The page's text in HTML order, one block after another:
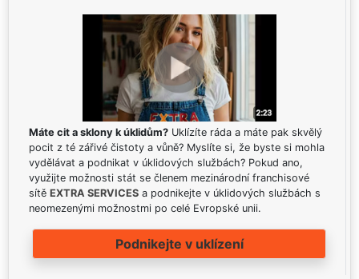
Máte cit a sklony k úklidům? Uklízíte ráda a máte pak skvělý
pocit z té zářivé čistoty a vůně? Myslíte si, že byste si mohla
vydělávat a podnikat v úklidových službách? Pokud ano,
využijte možnosti stát se členem mezinárodní franchisové
sítě EXTRA SERVICES a podnikejte v úklidových službách s
neomezenými možnostmi po celé Evropské unii.
Podnikejte v uklízení